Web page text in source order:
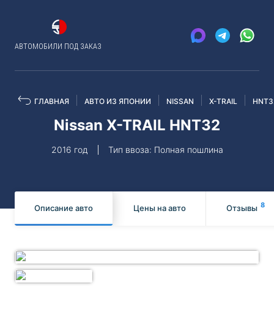
АВТОМОБИЛИ ПОД ЗАКАЗ
ГЛАВНАЯ АВТО ИЗ ЯПОНИИ NISSAN X-TRAIL
Nissan X-TRAIL HNT32
2016 год Тип ввоза: Полная пошлина
Описание авто Цены на авто Отзывы 8